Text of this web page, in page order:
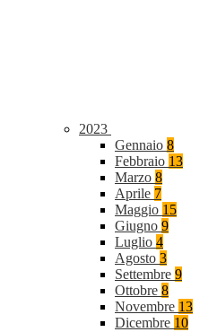
2023
Gennaio 8
Febbraio 13
Marzo 8
Aprile 7
Maggio 15
Giugno 9
Luglio 4
Agosto 3
Settembre 9
Ottobre 8
Novembre 13
Dicembre 10